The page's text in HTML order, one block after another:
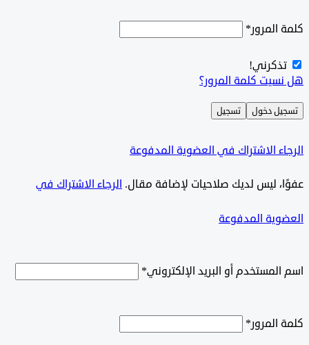
*
كلمة المرور؟
دخول تسجيل
الاشتراك في العضوية المدفوعة
ليس لديك صلاحيات لإضافة مقال.الرجاء الاشتراك في
المدفوعة
أو البريد الإلكتروني*
*